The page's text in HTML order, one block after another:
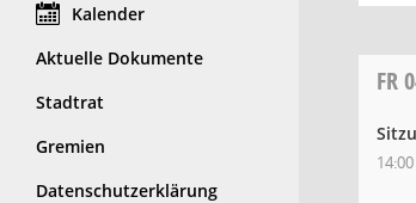
Kalender
Aktuelle Dokumente
Stadtrat
Gremien
Datenschutzerklärung
FR